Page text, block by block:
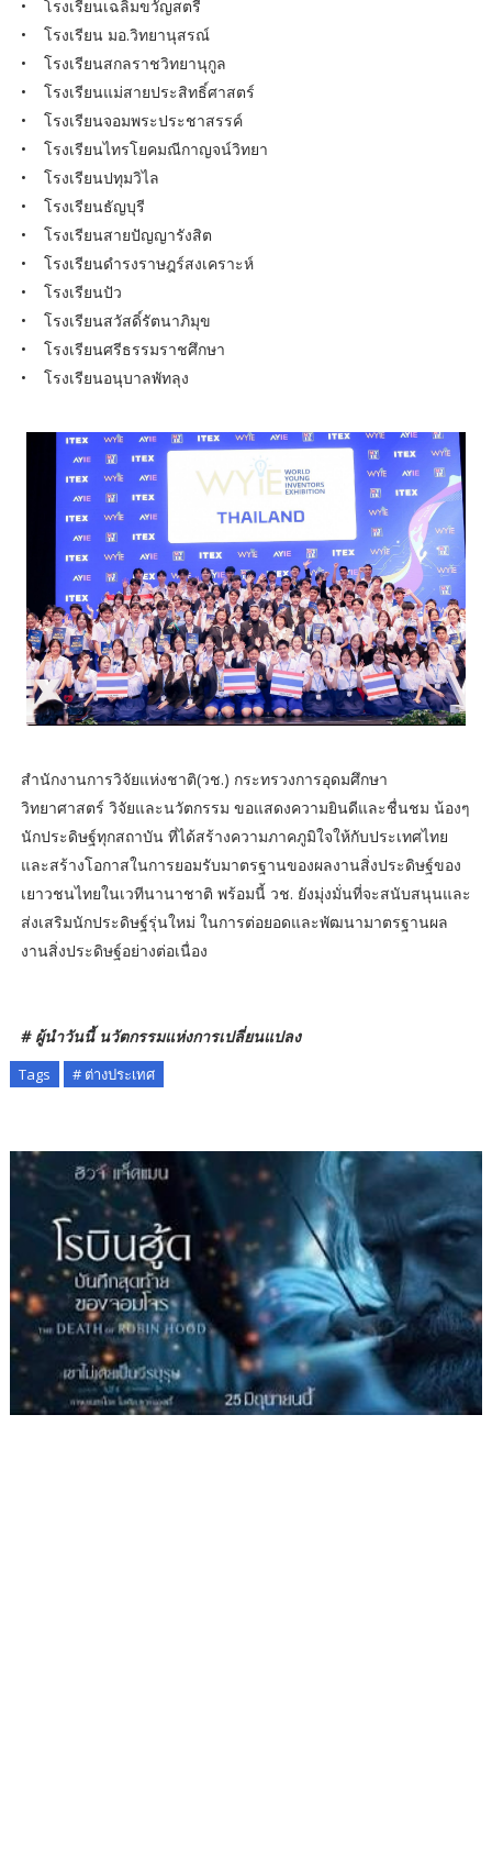
• โรงเรียนเฉลิมขวัญสตรี
• โรงเรียน มอ.วิทยานุสรณ์
• โรงเรียนสกลราชวิทยานุกูล
• โรงเรียนแม่สายประสิทธิ์ศาสตร์
• โรงเรียนจอมพระประชาสรรค์
• โรงเรียนไทรโยคมณีกาญจน์วิทยา
• โรงเรียนปทุมวิไล
• โรงเรียนธัญบุรี
• โรงเรียนสายปัญญารังสิต
• โรงเรียนดำรงราษฎร์สงเคราะห์
• โรงเรียนปัว
• โรงเรียนสวัสดิ์รัตนาภิมุข
• โรงเรียนศรีธรรมราชศึกษา
• โรงเรียนอนุบาลพัทลุง
สำนักงานการวิจัยแห่งชาติ(วช.) กระทรวงการอุดมศึกษา
วิทยาศาสตร์ วิจัยและนวัตกรรม ขอแสดงความยินดีและชื่นชม น้องๆ
นักประดิษฐ์ทุกสถาบัน ที่ได้สร้างความภาคภูมิใจให้กับประเทศไทย
และสร้างโอกาสในการยอมรับมาตรฐานของผลงานสิ่งประดิษฐ์ของ
เยาวชนไทยในเวทีนานาชาติ พร้อมนี้ วช. ยังมุ่งมั่นที่จะสนับสนุนและ
ส่งเสริมนักประดิษฐ์รุ่นใหม่ ในการต่อยอดและพัฒนามาตรฐานผล
งานสิ่งประดิษฐ์อย่างต่อเนื่อง
# ผู้นำวันนี้ นวัตกรรมแห่งการเปลี่ยนแปลง
Tags # ต่างประเทศ